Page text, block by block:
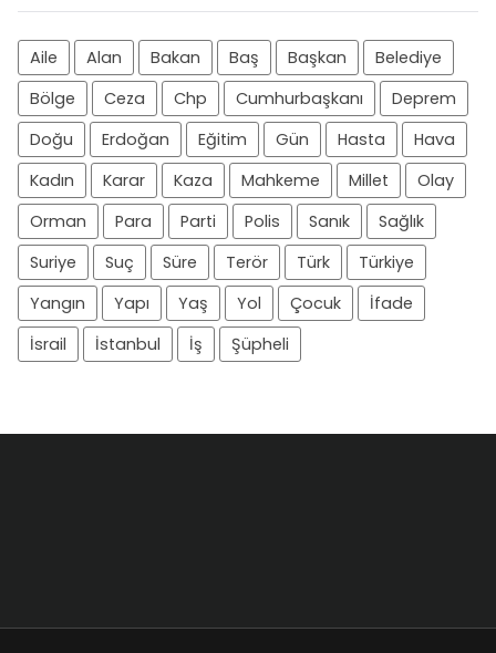
Aile Alan Bakan Baş Başkan
Belediye
Bölge
Ceza Chp Cumhurbaşkanı
Deprem
Doğu
Erdoğan Eğitim Gün Hasta
Hava
Kadın
Karar Kaza Mahkeme Millet
Olay
Orman
Para Parti Polis Sanık
Sağlık
Suriye
Suç Süre Terör Türk
Türkiye
Yangın
Yapı Yaş Yol Çocuk
İfade
İsrail
İstanbul İş Şüpheli